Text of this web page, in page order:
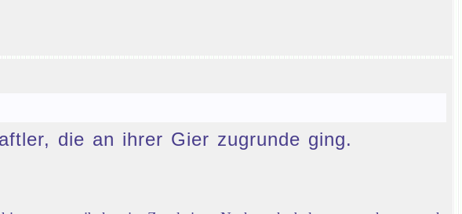
die an ihrer Gier zugrunde ging.